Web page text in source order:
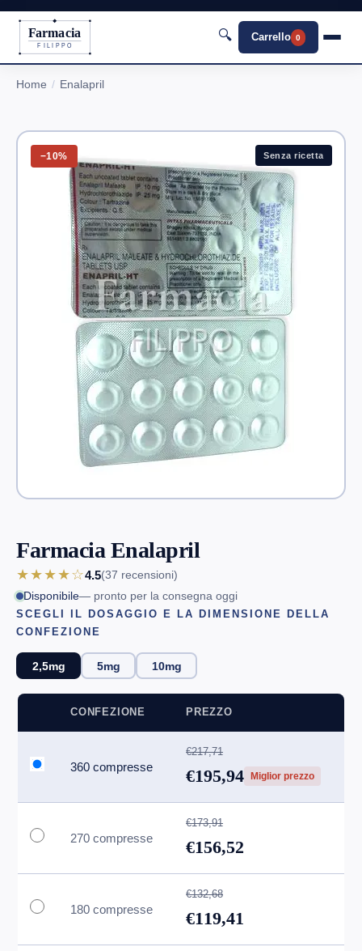
Farmacia
FILIPPO
🔍 Carrello 0
Home Enalapril
−10% Senza ricetta
Farmacia Enalapril
★★★★☆4.5(37 recensioni)
Disponibile— pronto per la consegna oggi
SCEGLI IL DOSAGGIO E LA DIMENSIONE DELLA
CONFEZIONE
2,5mg 5mg 10mg
CONFEZIONE PREZZO
360 compresse
€217,71
€195,94 Miglior prezzo
270 compresse
€173,91
€156,52
180 compresse
€132,68
€119,41